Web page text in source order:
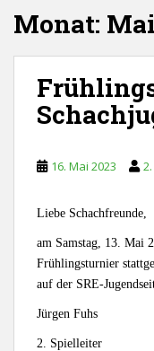
Monat:
16. Mai 2023
Liebe Schachfreunde,
am Samstag, 13. Mai
Frühlingsturnier
auf der SRE-
Jürgen Fuhs
2. Spielleiter